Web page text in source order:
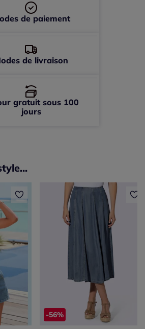
de paiement
de livraison
gratuit sous 100
jours
-56%